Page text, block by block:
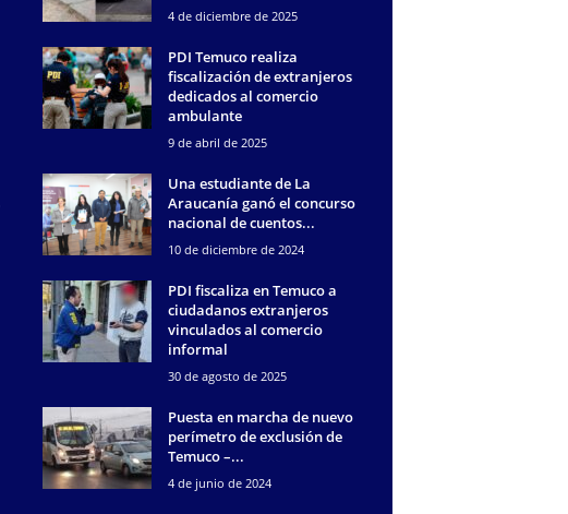
4 de diciembre de 2025
PDI Temuco realiza
fiscalización de extranjeros
dedicados al comercio
ambulante
9 de abril de 2025
Una estudiante de La
Araucanía ganó el concurso
nacional de cuentos...
10 de diciembre de 2024
PDI fiscaliza en Temuco a
ciudadanos extranjeros
vinculados al comercio
informal
30 de agosto de 2025
Puesta en marcha de nuevo
perímetro de exclusión de
Temuco –...
4 de junio de 2024